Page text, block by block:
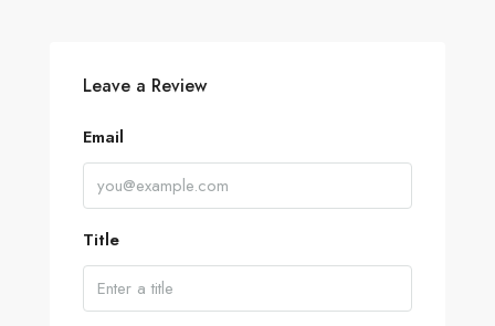
Leave a Review
Email
Title